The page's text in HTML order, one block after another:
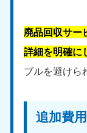
廃品回収サー
詳細を明確に
ブルを避けら
追加費